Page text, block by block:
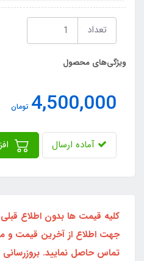
تعداد
ویژگی‌های محصول
4,500,000 تومان
آماده ارسال
کلیه قیمت ها بدون اطلاع
جهت اطلاع از آخرین قیمت
تماس حاصل نمایید. بروزرسانی 1405/02/11